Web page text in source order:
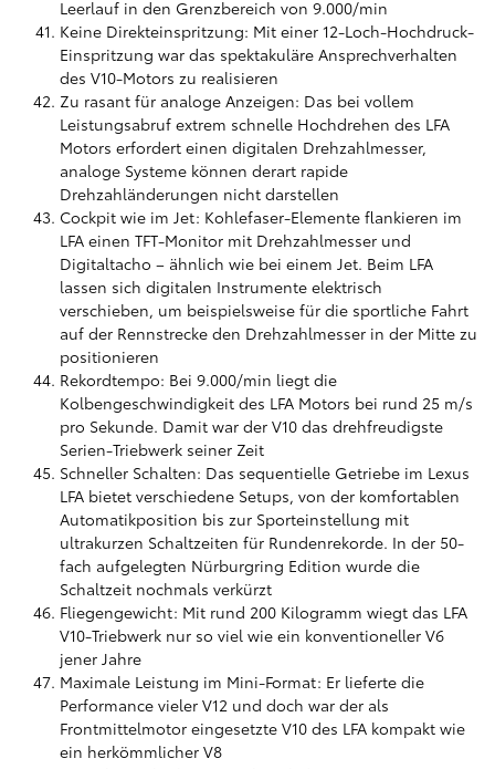
Leerlauf in den Grenzbereich von 9.000/min
Keine Direkteinspritzung: Mit einer 12-Loch-Hochdruck-
Einspritzung war das spektakuläre Ansprechverhalten
des V10-Motors zu realisieren
Zu rasant für analoge Anzeigen: Das bei vollem
Leistungsabruf extrem schnelle Hochdrehen des LFA
Motors erfordert einen digitalen Drehzahlmesser,
analoge Systeme können derart rapide
Drehzahländerungen nicht darstellen
Cockpit wie im Jet: Kohlefaser-Elemente flankieren im
LFA einen TFT-Monitor mit Drehzahlmesser und
Digitaltacho – ähnlich wie bei einem Jet. Beim LFA
lassen sich digitalen Instrumente elektrisch
verschieben, um beispielsweise für die sportliche Fahrt
auf der Rennstrecke den Drehzahlmesser in der Mitte zu
positionieren
Rekordtempo: Bei 9.000/min liegt die
Kolbengeschwindigkeit des LFA Motors bei rund 25 m/s
pro Sekunde. Damit war der V10 das drehfreudigste
Serien-Triebwerk seiner Zeit
Schneller Schalten: Das sequentielle Getriebe im Lexus
LFA bietet verschiedene Setups, von der komfortablen
Automatikposition bis zur Sporteinstellung mit
ultrakurzen Schaltzeiten für Rundenrekorde. In der 50-
fach aufgelegten Nürburgring Edition wurde die
Schaltzeit nochmals verkürzt
Fliegengewicht: Mit rund 200 Kilogramm wiegt das LFA
V10-Triebwerk nur so viel wie ein konventioneller V6
jener Jahre
Maximale Leistung im Mini-Format: Er lieferte die
Performance vieler V12 und doch war der als
Frontmittelmotor eingesetzte V10 des LFA kompakt wie
ein herkömmlicher V8